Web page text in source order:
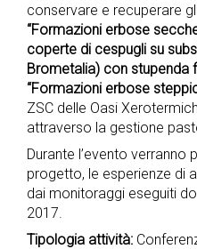
conservare e recuperare
“Formazioni erbose
coperte di cespugli su
Brometalia) con stupenda
“Formazioni erbose
ZSC delle Oasi
attraverso la gestione
Durante l’evento verranno
progetto, le esperienze di
dai monitoraggi eseguiti
2017.
Tipologia attività: